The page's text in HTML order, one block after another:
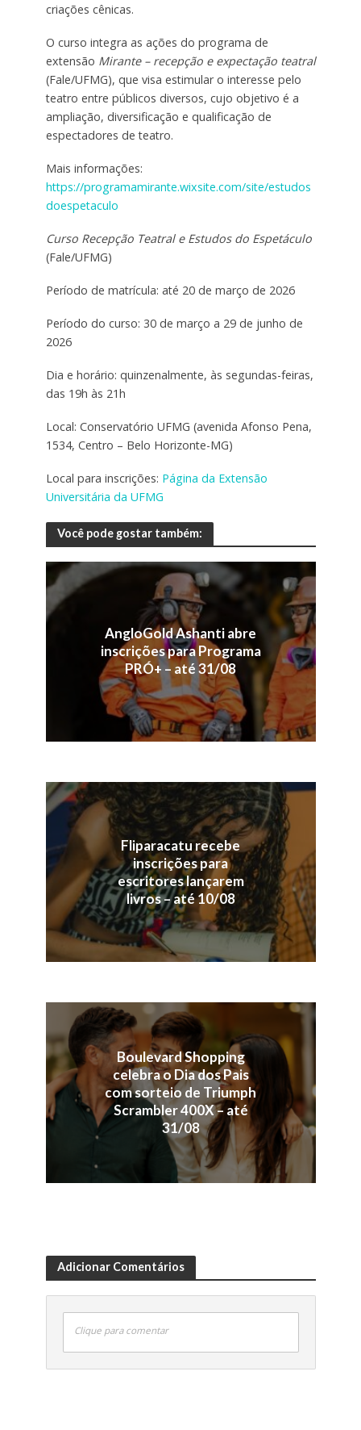
criações cênicas.
O curso integra as ações do programa de
extensão Mirante – recepção e expectação teatral
(Fale/UFMG), que visa estimular o interesse pelo
teatro entre públicos diversos, cujo objetivo é a
ampliação, diversificação e qualificação de
espectadores de teatro.
Mais informações:
https://programamirante.wixsite.com/site/estudos
doespetaculo
Curso Recepção Teatral e Estudos do Espetáculo
(Fale/UFMG)
Período de matrícula: até 20 de março de 2026
Período do curso: 30 de março a 29 de junho de
2026
Dia e horário: quinzenalmente, às segundas-feiras,
das 19h às 21h
Local: Conservatório UFMG (avenida Afonso Pena,
1534, Centro – Belo Horizonte-MG)
Local para inscrições: Página da Extensão
Universitária da UFMG
Você pode gostar também:
AngloGold Ashanti abre
inscrições para Programa
PRÓ+ – até 31/08
Fliparacatu recebe
inscrições para
escritores lançarem
livros – até 10/08
Boulevard Shopping
celebra o Dia dos Pais
com sorteio de Triumph
Scrambler 400X – até
31/08
Adicionar Comentários
Clique para comentar